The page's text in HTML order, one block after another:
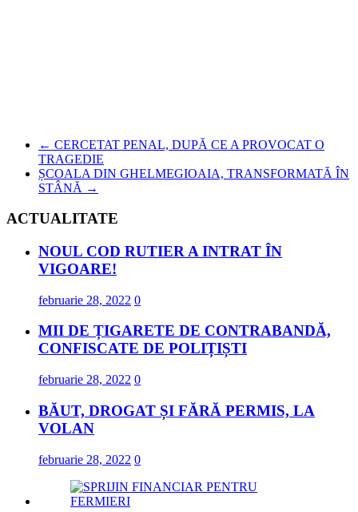
← CERCETAT PENAL, DUPĂ CE A PROVOCAT O
TRAGEDIE
ȘCOALA DIN GHELMEGIOAIA, TRANSFORMATĂ ÎN
STÂNĂ →
ACTUALITATE
NOUL COD RUTIER A INTRAT ÎN
VIGOARE!
februarie 28, 2022 0
MII DE ȚIGARETE DE CONTRABANDĂ,
CONFISCATE DE POLIȚIȘTI
februarie 28, 2022 0
BĂUT, DROGAT ȘI FĂRĂ PERMIS, LA
VOLAN
februarie 28, 2022 0